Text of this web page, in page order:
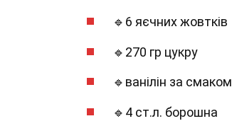
🔹6 яєчних жовтків
🔹270 гр цукру
🔹ванілін за смаком
🔹4 ст.л. борошна